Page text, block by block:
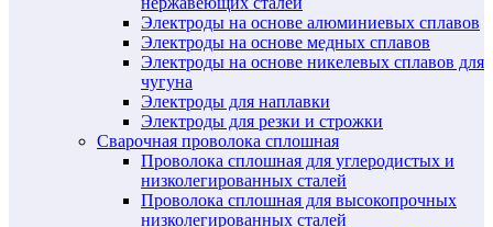
Электроды на основе алюминиевых сплавов
Электроды на основе медных сплавов
Электроды на основе никелевых сплавов для
чугуна
Электроды для наплавки
Электроды для резки и строжки
Сварочная проволока сплошная
Проволока сплошная для углеродистых и
низколегированных сталей
Проволока сплошная для высокопрочных
низколегированных сталей